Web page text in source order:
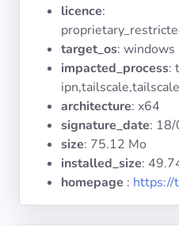
Documentation
Tranquil IT
licence:
target_os: windows
impacted_process:
architecture: x64
signature_date:
size: 75.12 Mo
installed_size:
homepage : https://